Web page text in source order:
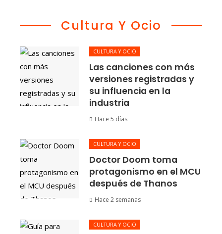
Cultura Y Ocio
CULTURA Y OCIO
Las canciones con más
versiones registradas y
su influencia en la
industria
Hace 5 días
CULTURA Y OCIO
Doctor Doom toma
protagonismo en el MCU
después de Thanos
Hace 2 semanas
CULTURA Y OCIO